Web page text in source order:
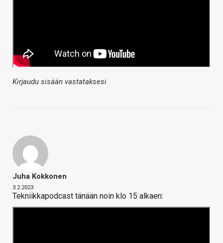
Kirjaudu sisään vastataksesi
Juha Kokkonen
3.2.2023
Tekniikkapodcast tänään noin klo 15 alkaen: